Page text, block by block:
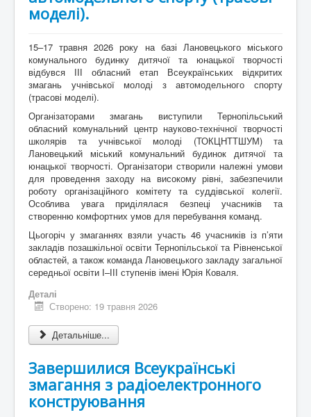
моделі).
15–17 травня 2026 року на базі Лановецького міського
комунального будинку дитячої та юнацької творчості
відбувся ІІІ обласний етап Всеукраїнських відкритих
змагань учнівської молоді з автомодельного спорту
(трасові моделі).
Організаторами змагань виступили Тернопільський
обласний комунальний центр науково-технічної творчості
школярів та учнівської молоді (ТОКЦНТТШУМ) та
Лановецький міський комунальний будинок дитячої та
юнацької творчості. Організатори створили належні умови
для проведення заходу на високому рівні, забезпечили
роботу організаційного комітету та суддівської колегії.
Особлива увага приділялася безпеці учасників та
створенню комфортних умов для перебування команд.
Цьогоріч у змаганнях взяли участь 46 учасників із п’яти
закладів позашкільної освіти Тернопільської та Рівненської
областей, а також команда Лановецького закладу загальної
середньої освіти І–ІІІ ступенів імені Юрія Коваля.
Деталі
Створено: 19 травня 2026
Детальніше...
Завершилися Всеукраїнські
змагання з радіоелектронного
конструювання